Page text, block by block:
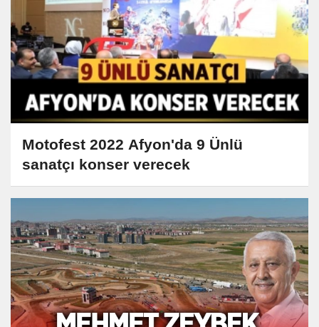
Motofest 2022 Afyon'da 9 Ünlü
sanatçı konser verecek